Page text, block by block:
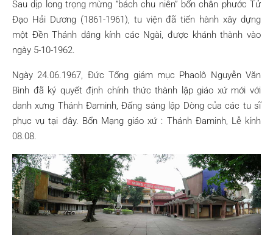
Sau dịp long trọng mừng “bách chu niên” bốn chân phước Tử
Đạo Hải Dương (1861-1961), tu viện đã tiến hành xây dựng
một Đền Thánh dâng kính các Ngài, được khánh thành vào
ngày 5-10-1962.
Ngày 24.06.1967, Đức Tổng giám mục Phaolô Nguyễn Văn
Bình đã ký quyết định chính thức thành lập giáo xứ mới với
danh xưng Thánh Đaminh, Đấng sáng lập Dòng của các tu sĩ
phục vụ tại đây. Bổn Mạng giáo xứ : Thánh Đaminh, Lễ kính
08.08.